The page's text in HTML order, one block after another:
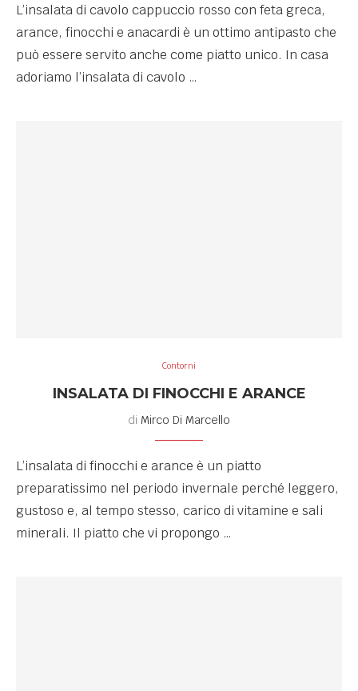
L’insalata di cavolo cappuccio rosso con feta greca,
arance, finocchi e anacardi è un ottimo antipasto che
può essere servito anche come piatto unico. In casa
adoriamo l’insalata di cavolo …
Contorni
INSALATA DI FINOCCHI E ARANCE
di Mirco Di Marcello
L’insalata di finocchi e arance è un piatto
preparatissimo nel periodo invernale perché leggero,
gustoso e, al tempo stesso, carico di vitamine e sali
minerali. Il piatto che vi propongo …